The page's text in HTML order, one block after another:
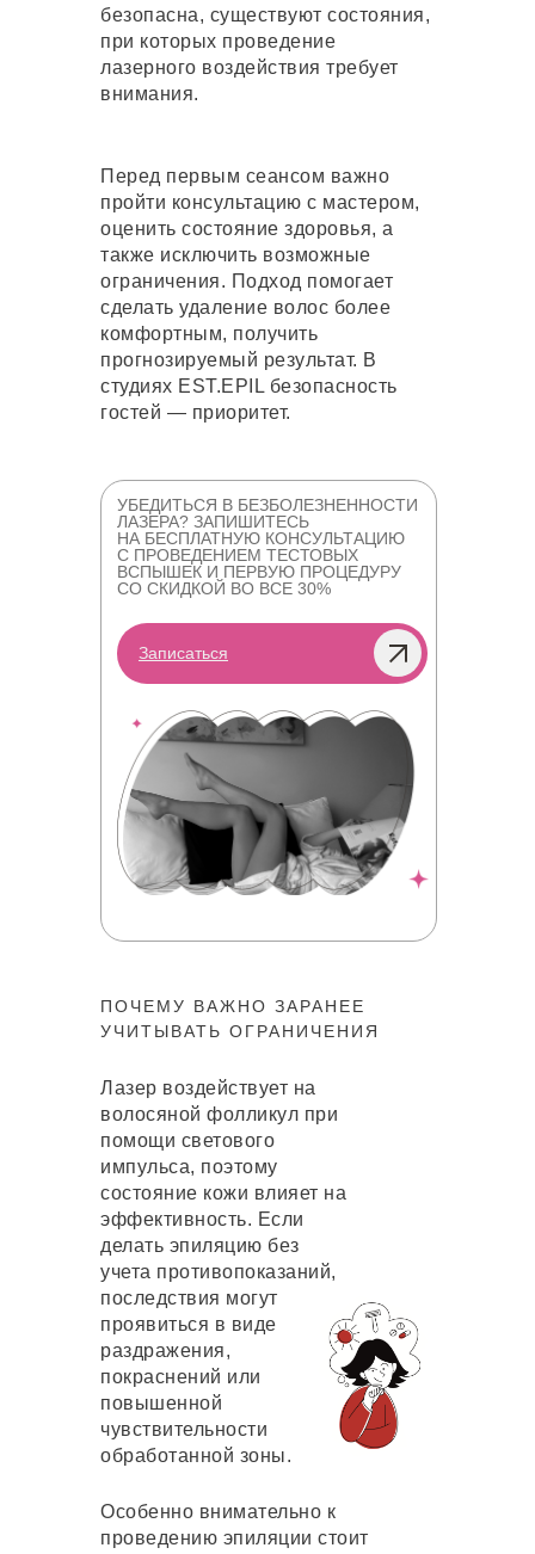
безопасна, существуют состояния,
при которых проведение
лазерного воздействия требует
внимания.
Перед первым сеансом важно
пройти консультацию с мастером,
оценить состояние здоровья, а
также исключить возможные
ограничения. Подход помогает
сделать удаление волос более
комфортным, получить
прогнозируемый результат. В
студиях EST.EPIL безопасность
гостей — приоритет.
УБЕДИТЬСЯ В БЕЗБОЛЕЗНЕННОСТИ
ЛАЗЕРА? ЗАПИШИТЕСЬ
НА БЕСПЛАТНУЮ КОНСУЛЬТАЦИЮ
С ПРОВЕДЕНИЕМ ТЕСТОВЫХ
ВСПЫШЕК И ПЕРВУЮ ПРОЦЕДУРУ
СО СКИДКОЙ ВО ВСЕ 30%
Записаться
ПОЧЕМУ ВАЖНО ЗАРАНЕЕ
УЧИТЫВАТЬ ОГРАНИЧЕНИЯ
Лазер воздействует на
волосяной фолликул при
помощи светового
импульса, поэтому
состояние кожи влияет на
эффективность. Если
делать эпиляцию без
учета противопоказаний,
последствия могут
проявиться в виде
раздражения,
покраснений или
повышенной
чувствительности
обработанной зоны.
Особенно внимательно к
проведению эпиляции стоит